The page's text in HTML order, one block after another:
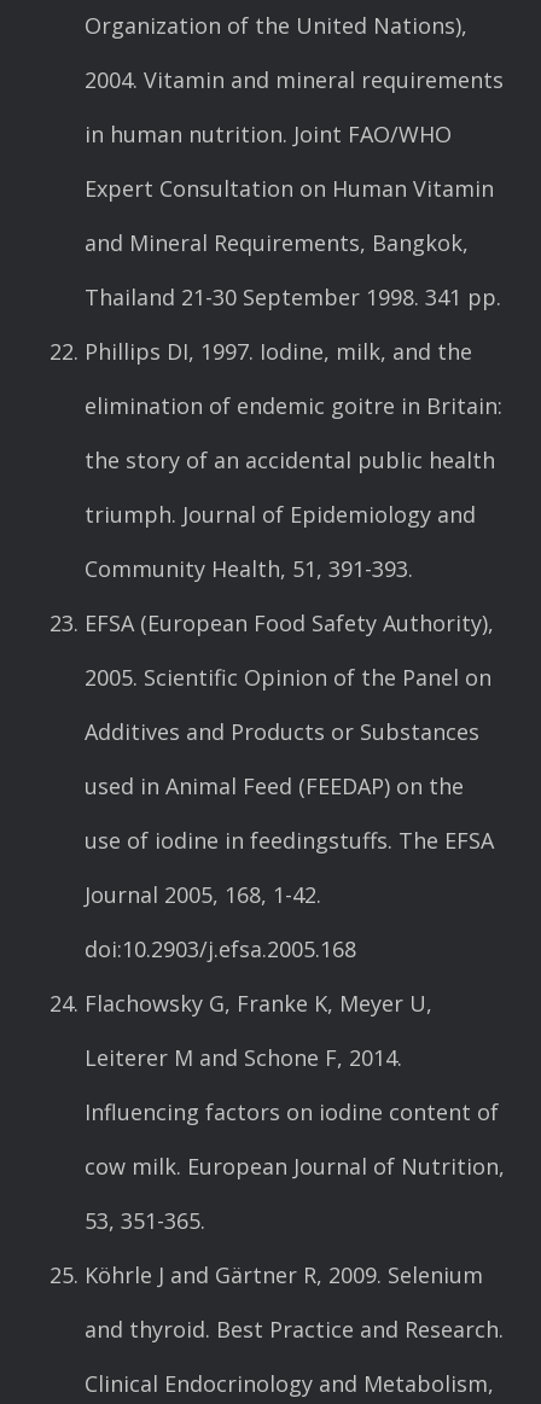
Organization of the United Nations),
2004. Vitamin and mineral requirements
in human nutrition. Joint FAO/WHO
Expert Consultation on Human Vitamin
and Mineral Requirements, Bangkok,
Thailand 21-30 September 1998. 341 pp.
Phillips DI, 1997. Iodine, milk, and the
elimination of endemic goitre in Britain:
the story of an accidental public health
triumph. Journal of Epidemiology and
Community Health, 51, 391-393.
EFSA (European Food Safety Authority),
2005. Scientific Opinion of the Panel on
Additives and Products or Substances
used in Animal Feed (FEEDAP) on the
use of iodine in feedingstuffs. The EFSA
Journal 2005, 168, 1-42.
doi:10.2903/j.efsa.2005.168
Flachowsky G, Franke K, Meyer U,
Leiterer M and Schone F, 2014.
Influencing factors on iodine content of
cow milk. European Journal of Nutrition,
53, 351-365.
Köhrle J and Gärtner R, 2009. Selenium
and thyroid. Best Practice and Research.
Clinical Endocrinology and Metabolism,